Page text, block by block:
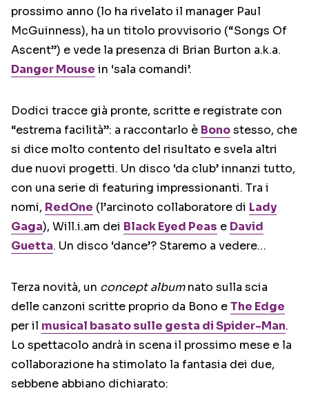
prossimo anno (lo ha rivelato il manager Paul
McGuinness), ha un titolo provvisorio (“Songs Of
Ascent”) e vede la presenza di Brian Burton a.k.a.
Danger Mouse in ‘sala comandi’.
Dodici tracce già pronte, scritte e registrate con
“estrema facilità”: a raccontarlo è Bonostesso, che
si dice molto contento del risultato e svela altri
due nuovi progetti. Un disco ‘da club’ innanzi tutto,
con una serie di featuring impressionanti. Tra i
nomi, RedOne (l’arcinoto collaboratore di Lady
Gaga), Will.i.am dei Black Eyed Peas e David
Guetta. Un disco ‘dance’? Staremo a vedere…
Terza novità, un concept albumnato sulla scia
delle canzoni scritte proprio da Bono eThe Edge
per il musical basato sulle gesta di Spider-Man.
Lo spettacolo andrà in scena il prossimo mese e la
collaborazione ha stimolato la fantasia dei due,
sebbene abbiano dichiarato: